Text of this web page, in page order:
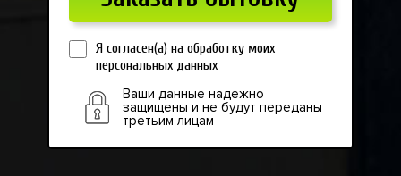
Я согласен(а) на обработку моих
персональных данных
Ваши данные надежно
защищены и не будут переданы
третьим лицам